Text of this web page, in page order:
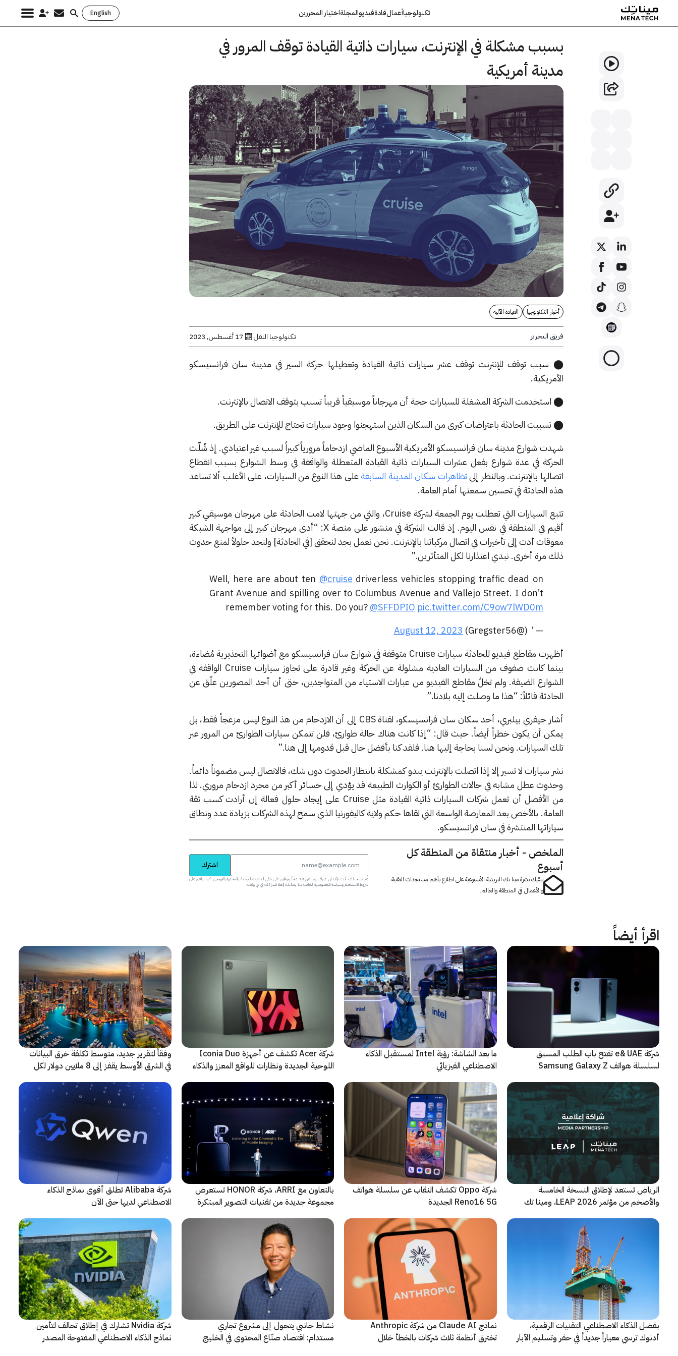
تكنولوجياأعمالقادةفيديوالمجلةاختيار المحررين English
Search
بسبب مشكلة في الإنترنت، سيارات ذاتية القيادة توقف المرور في
مدينة أمريكية
أخبار التكنولوجيا القيادة الآلية
فريق التحرير تكنولوجيا النقل 17 أغسطس, 2023
⬤ سبب توقف للإنترنت توقف عشر سيارات ذاتية القيادة وتعطيلها حركة السير في مدينة سان فرانسيسكو
الأمريكية.
⬤ استخدمت الشركة المشغلة للسيارات حجة أن مهرجاناً موسيقياً قريباً تسبب بتوقف الاتصال بالإنترنت.
⬤ تسببت الحادثة باعتراضات كبرى من السكان الذين استهجنوا وجود سيارات تحتاج للإنترنت على الطريق.
شهدت شوارع مدينة سان فرانسيسكو الأمريكية الأسبوع الماضي ازدحاماً مرورياً كبيراً لسبب غير اعتيادي. إذ شُلّت
الحركة في عدة شوارع بفعل عشرات السيارات ذاتية القيادة المتعطلة والواقفة في وسط الشوارع بسبب انقطاع
اتصالها بالإنترنت. وبالنظر إلىتظاهرات سكان المدينة السابقةعلى هذا النوع من السيارات، على الأغلب ألا تساعد
هذه الحادثة في تحسين سمعتها أمام العامة.
تتبع السيارات التي تعطلت يوم الجمعة لشركة Cruise، والتي من جهتها لامت الحادثة على مهرجان موسيقي كبير
أقيم في المنطقة في نفس اليوم. إذ قالت الشركة في منشور على منصة X: “أدى مهرجان كبير إلى مواجهة الشبكة
معوقات أدت إلى تأخيرات في اتصال مركباتنا بالإنترنت. نحن نعمل بجد لنحقق [في الحادثة] ولنجد حلولاً لمنع حدوث
ذلك مرة أخرى. نبدي اعتذارنا لكل المتأثرين.”
Well, here are about ten @cruise driverless vehicles stopping traffic dead on
Grant Avenue and spilling over to Columbus Avenue and Vallejo Street. I don’t
remember voting for this. Do you?@SFFDPIO pic.twitter.com/C9ow7lWD0m
— ’ ︎ (@Gregster56)
August 12, 2023
أظهرت مقاطع فيديو للحادثة سيارات Cruise متوقفة في شوارع سان فرانسيسكو مع أضوائها التحذيرية مُضاءة،
بينما كانت صفوف من السيارات العادية مشلولة عن الحركة وغير قادرة على تجاوز سيارات Cruise الواقفة في
الشوارع الضيقة. ولم تخلُ مقاطع الفيديو من عبارات الاستياء من المتواجدين، حتى أن أحد المصورين علّق عن
الحادثة قائلاً: “هذا ما وصلت إليه بلادنا.”
أشار جيفري بيلبري، أحد سكان سان فرانسيسكو، لقناة CBS إلى أن الازدحام من هذ النوع ليس مزعجاً فقط، بل
يمكن أن يكون خطراً أيضاً. حيث قال: “إذا كانت هناك حالة طوارئ، فلن تتمكن سيارات الطوارئ من المرور عبر
تلك السيارات. ونحن لسنا بحاجة إليها هنا. فلقد كنا بأفضل حال قبل قدومها إلى هنا.”
نشر سيارات لا تسير إلا إذا اتصلت بالإنترنت يبدو كمشكلة بانتظار الحدوث دون شك، فالاتصال ليس مضموناً دائماً.
وحدوث عطل مشابه في حالات الطوارئ أو الكوارث الطبيعة قد يؤدي إلى خسائر أكبر من مجرد ازدحام مروري. لذا
من الأفضل أن تعمل شركات السيارات ذاتية القيادة مثل Cruise على إيجاد حلول فعالة إن أرادت كسب ثقة
العامة. بالأخص بعد المعارضة الواسعة التي لقاها حكم ولاية كاليفورنيا الذي سمح لهذه الشركات بزيادة عدد ونطاق
سياراتها المنتشرة في سان فرانسيسكو.
الملخص - أخبار منتقاة من المنطقة كل
أسبوع
تبقيك نشرة مينا تك البريدية الأسبوعية على اطلاع بأهم مستجدات التقنية
والأعمال في المنطقة والعالم.
اشترك
عبر تسجيلك، أنت تؤكد أن عمرك يزيد عن 18 عاماً وتوافق على تلقي النشرات البريدية والمحتوى الترويجي، كما توافق على
شروط الاستخدام وسياسة الخصوصية الخاصة بنا. يمكنك إلغاء اشتراكك في أي وقت.
اقرأ أيضاً
شركة e& UAE تفتح باب الطلب المسبق
لسلسلة هواتف Samsung Galaxy Z
ﻣا بعد الشاشة: رؤية Intel لمستقبل اﻟذﻛﺎء
الاصطناعي الفيزيائي
شركة Acer تكشف عن أجهزة Iconia Duo
اللوحية الجديدة ونظارات للواقع المعزز والذكاء
وفقاً لتقرير جديد، متوسط تكلفة خرق البيانات
في الشرق الأوسط يقفز إلى 8 ملايين دولار لكل
الرياض تستعد لإطلاق النسخة الخامسة
والأضخم من مؤتمر LEAP 2026، ومينا تك
شركة Oppo تكشف النقاب عن سلسلة هواتف
Reno16 5G الجديدة
بالتعاون مع ARRI، شركة HONOR تستعرض
مجموعة جديدة من تقنيات التصوير المبتكرة
شركة Alibaba تطلق أقوى نماذج الذكاء
الاصطناعي لديها حتى الآن
بفضل الذكاء الاصطناعي التقنيات الرقمية،
أدنوك ترسي معياراً جديداً في حفر وتسليم الآبار
نماذج Claude AI من شركة Anthropic
تخترق أنظمة ثلاث شركات بالخطأ خلال
نشاط جانبي يتحول إلى مشروع تجاري
مستدام: اقتصاد صنّاع المحتوى في الخليج
شركة Nvidia تشارك في إطلاق تحالف لتأمين
نماذج الذكاء الاصطناعي المفتوحة المصدر